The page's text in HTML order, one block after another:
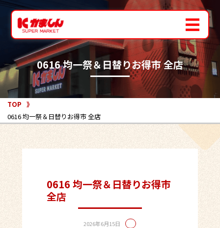
0616 均一祭＆日替りお得市 全店
TOP
0616 均一祭＆日替りお得市 全店
0616 均一祭＆日替りお得市
全店
2026年6月15日